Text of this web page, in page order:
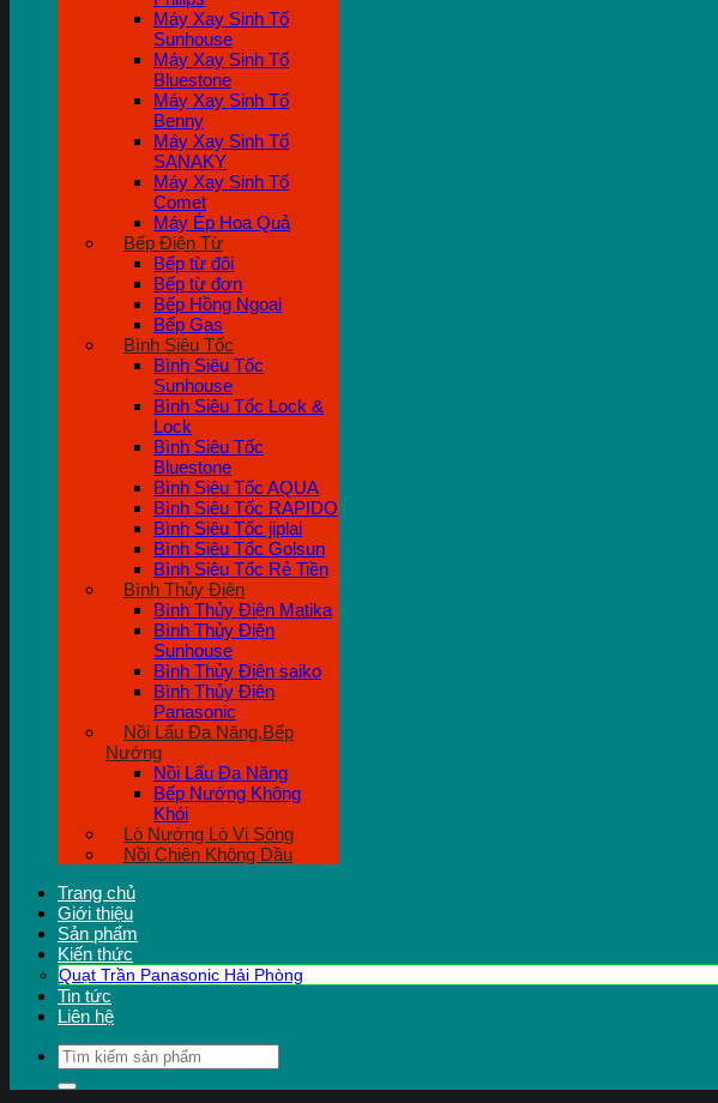
Máy Xay Sinh Tố
Sunhouse
Máy Xay Sinh Tố
Bluestone
Máy Xay Sinh Tố
Benny
Máy Xay Sinh Tố
SANAKY
Máy Xay Sinh Tố
Comet
Máy Ép Hoa Quả
Bếp Điện Từ
Bếp từ đôi
Bếp từ đơn
Bếp Hồng Ngoại
Bếp Gas
Bình Siêu Tốc
Bình Siêu Tốc
Sunhouse
Bình Siêu Tốc Lock &
Lock
Bình Siêu Tốc
Bluestone
Bình Siêu Tốc AQUA
Bình Siêu Tốc RAPIDO
Bình Siêu Tốc jiplai
Bình Siêu Tốc Golsun
Bình Siêu Tốc Rẻ Tiền
Bình Thủy Điện
Bình Thủy Điện Matika
Bình Thủy Điện
Sunhouse
Bình Thủy Điện saiko
Bình Thủy Điện
Panasonic
Nồi Lẩu Đa Năng,Bếp
Nướng
Nồi Lẩu Đa Năng
Bếp Nướng Không
Khói
Lò Nướng Lò Vi Sóng
Nồi Chiên Không Dầu
Trang chủ
Giới thiệu
Sản phẩm
Kiến thức
Quạt Trần Panasonic Hải Phòng
Tin tức
Liên hệ
Tìm
kiếm: